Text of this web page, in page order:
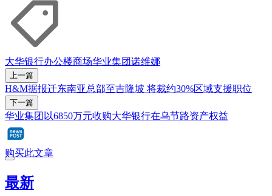
大华银行办公楼商场华业集团诺维娜
上一篇
H&M据报迁东南亚总部至吉隆坡 将裁约30%区域支援职位
下一篇
华业集团以6850万元收购大华银行在乌节路资产权益
购买此文章
最新